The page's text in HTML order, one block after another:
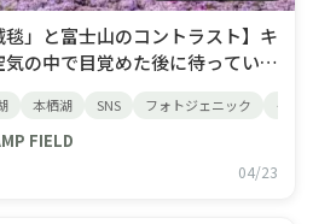
毯」と富士山のコントラスト】キ
の中で目覚めた後に待っている
マックダニエルクッション」
ズ」、そして白や紫など7品種
富士山との鮮やかな
本栖湖 SNS フォトジェニック イン
FIELD
04/23